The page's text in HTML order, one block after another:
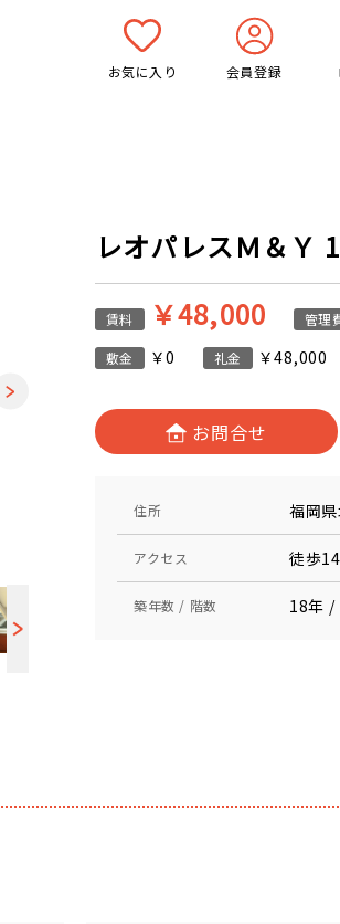
お気に入り 会員登録
レオパレスＭ＆Ｙ
賃料 ￥48,000 管理
敷金 ￥0 礼金 ￥48,000
お問合せ
住所 福岡
アクセス 徒歩
築年数 / 階数 18年 /